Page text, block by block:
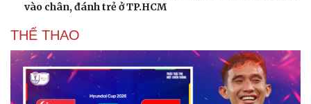
vào chân, đánh trẻ ở TP.HCM
THỂ THAO